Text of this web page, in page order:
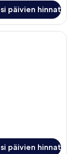
päivien hinnat
huoneessa,
päivien hinnat